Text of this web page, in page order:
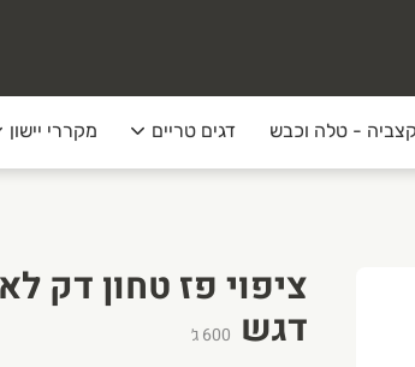
קצביה - טלה וכבש דגים טריים מקררי יישון
דגש 600ג׳